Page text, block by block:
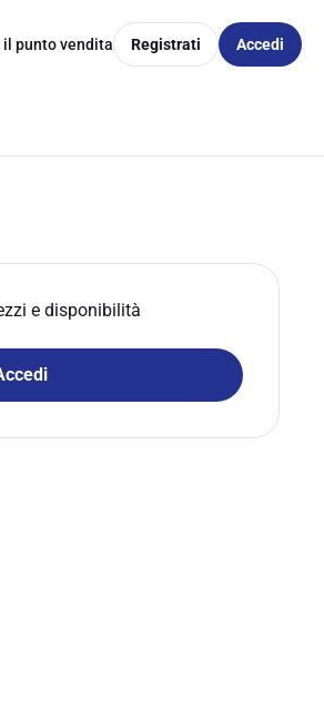
il punto vendita Registrati Accedi
e disponibilità